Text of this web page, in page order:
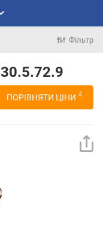
Фільтр
ПОРІВНЯТИ ЦІНИ 4